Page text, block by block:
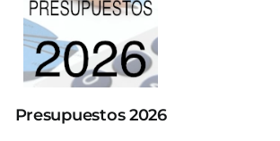
Presupuestos 2026